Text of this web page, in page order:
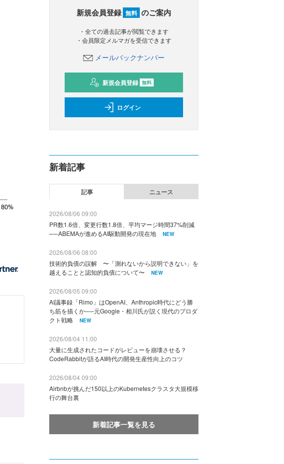
新規会員登録 無料 のご案内
・全ての過去記事が閲覧できます
・会員限定メルマガを受信できます
メールバックナンバー
新規会員登録 無料
ログイン
新着記事
記事 ニュース
2026/08/06 09:00
PR数1.6倍、変更行数1.8倍、平均マージ時間37%削減
──ABEMAが進めるAI駆動開発の現在地
NEW
2026/08/06 08:00
技術的負債の誤解 〜「測れないから説明できない」を
越えることと認知的負債について〜
NEW
2026/08/05 09:00
AI議事録「Rimo」はOpenAI、Anthropic時代にどう勝
ち筋を描くか──元Google・相川氏が説く現代のプロダ
クト戦略
NEW
2026/08/04 11:00
大量に生成されたコードがレビューを崩壊させる？
CodeRabbitが語るAI時代の開発生産性向上のコツ
2026/08/04 09:00
Airbnbが挑んだ150以上のKubernetesクラスタ大規模移
行の舞台裏
新着記事一覧を見る